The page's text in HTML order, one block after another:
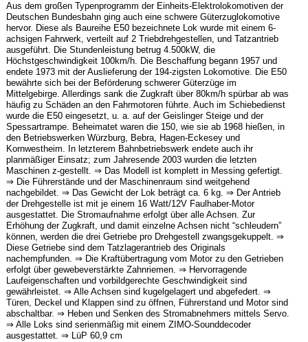
Aus dem großen Typenprogramm der Einheits-Elektrolokomotiven der
Deutschen Bundesbahn ging auch eine schwere Güterzuglokomotive
hervor. Diese als Baureihe E50 bezeichnete Lok wurde mit einem 6-
achsigen Fahrwerk, verteilt auf 2 Triebdrehgestellen, und Tatzantrieb
ausgeführt. Die Stundenleistung betrug 4.500kW, die
Höchstgeschwindigkeit 100km/h. Die Beschaffung begann 1957 und
endete 1973 mit der Auslieferung der 194-zigsten Lokomotive. Die E50
bewährte sich bei der Beförderung schwerer Güterzüge im
Mittelgebirge. Allerdings sank die Zugkraft über 80km/h spürbar ab was
häufig zu Schäden an den Fahrmotoren führte. Auch im Schiebedienst
wurde die E50 eingesetzt, u. a. auf der Geislinger Steige und der
Spessartrampe. Beheimatet waren die 150, wie sie ab 1968 hießen, in
den Betriebswerken Würzburg, Bebra, Hagen-Eckesey und
Kornwestheim. In letzterem Bahnbetriebswerk endete auch ihr
planmäßiger Einsatz; zum Jahresende 2003 wurden die letzten
Maschinen z-gestellt. ⇒ Das Modell ist komplett in Messing gefertigt.
⇒ Die Führerstände und der Maschinenraum sind weitgehend
nachgebildet. ⇒ Das Gewicht der Lok beträgt ca. 6 kg. ⇒ Der Antrieb
der Drehgestelle ist mit je einem 16 Watt/12V Faulhaber-Motor
ausgestattet. Die Stromaufnahme erfolgt über alle Achsen. Zur
Erhöhung der Zugkraft, und damit einzelne Achsen nicht “schleudern”
können, werden die drei Getriebe pro Drehgestell zwangsgekuppelt. ⇒
Diese Getriebe sind dem Tatzlagerantrieb des Originals
nachempfunden. ⇒ Die Kraftübertragung vom Motor zu den Getrieben
erfolgt über gewebeverstärkte Zahnriemen. ⇒ Hervorragende
Laufeigenschaften und vorbildgerechte Geschwindigkeit sind
gewährleistet. ⇒ Alle Achsen sind kugelgelagert und abgefedert. ⇒
Türen, Deckel und Klappen sind zu öffnen, Führerstand und Motor sind
abschaltbar. ⇒ Heben und Senken des Stromabnehmers mittels Servo.
⇒ Alle Loks sind serienmäßig mit einem ZIMO-Sounddecoder
ausgestattet. ⇒ LüP 60,9 cm